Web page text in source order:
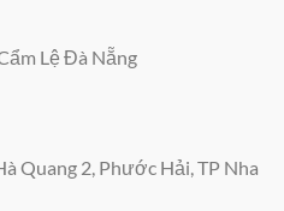
Lệ Đà Nẵng
Quang 2, Phước Hải, TP Nha